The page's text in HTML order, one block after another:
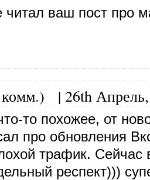
читал ваш пост про
| 26th
то похожее, от
про обновления
трафик. Сейчас
респект)))